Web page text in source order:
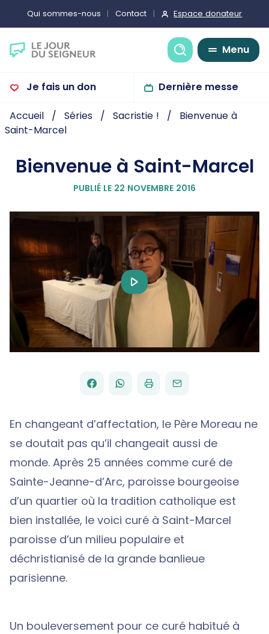
Qui sommes-nous Contact Espace donateur
Recherche
Menu
Je fais un don Dernière messe
Accueil Séries Sacristie !
Bienvenue à
Saint-Marcel
Bienvenue à Saint-Marcel
PUBLIÉ LE 22 NOVEMBRE 2016
Play
Video
PARTAGER
FACEBOOK
PARTAGER
WHATSAPP
IMPRIMERENVOYER
PAR
EMAIL
En changeant d’affectation, le Père Moreau ne
se doutait pas qu’il changeait aussi de
monde. Après 25 années comme curé de
Sainte-Jeanne-d’Arc, paroisse bourgeoise
d’un quartier où la tradition catholique est
bien installée, le voici curé à Saint-Marcel
paroisse d’un milieu populaire et
déchristianisé de la grande banlieue
parisienne.
Un bouleversement pour ce curé habitué à